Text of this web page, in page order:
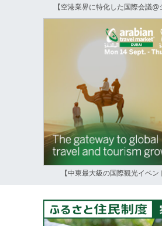
【空港業界に特化した国際会議@
【中東最大級の国際観光イベン